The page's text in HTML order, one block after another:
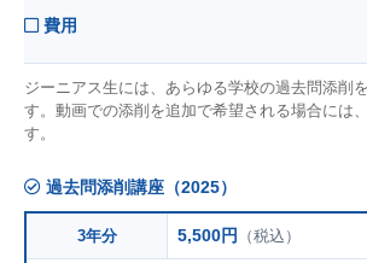
費用
ジーニアス生には、あらゆる学校の過去問添削
す。動画での添削を追加で希望される場合には
す。
過去問添削講座（2025）
3年分 5,500円 （税込）